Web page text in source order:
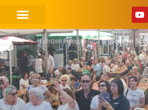
Home Echtzeit Fotogalerie Sommer